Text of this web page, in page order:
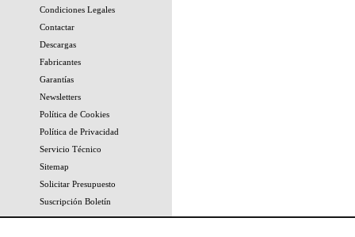
Condiciones Legales
Contactar
Descargas
Fabricantes
Garantías
Newsletters
Política de Cookies
Política de Privacidad
Servicio Técnico
Sitemap
Solicitar Presupuesto
Suscripción Boletín